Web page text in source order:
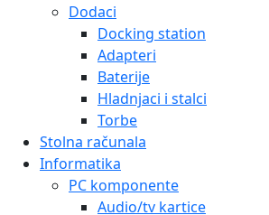
Dodaci
Docking station
Adapteri
Baterije
Hladnjaci i stalci
Torbe
Stolna računala
Informatika
PC komponente
Audio/tv kartice